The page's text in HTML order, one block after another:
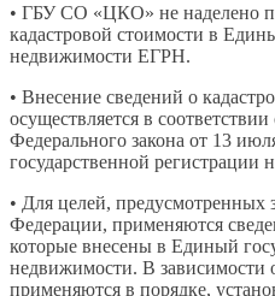
• ГБУ СО «ЦКО» не наделено
кадастровой стоимости в
недвижимости ЕГРН.
• Внесение сведений о
осуществляется в
Федерального закона от 13
государственной регистрации
• Для целей, предусмотренных
Федерации, применяются
которые внесены в Единый
недвижимости. В зависимости
применяются в порядке,